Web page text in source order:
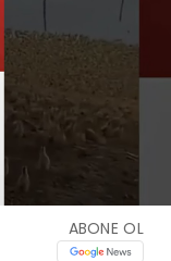
ABONE OL